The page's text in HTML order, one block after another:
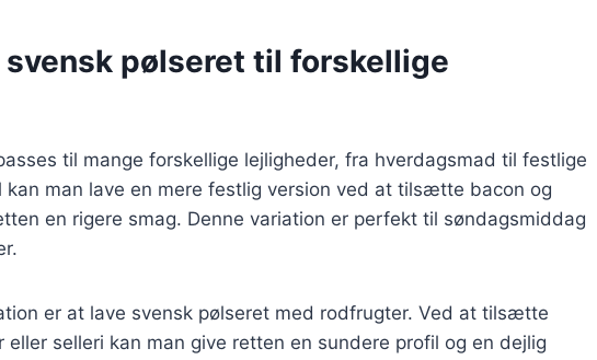
pølseret til forskellige
til mange forskellige lejligheder, fra hverdagsmad til festlige
kan man lave en mere festlig version ved at tilsætte bacon og
en rigere smag. Denne variation er perfekt til søndagsmiddag
er at lave svensk pølseret med rodfrugter. Ved at tilsætte
eller selleri kan man give retten en sundere profil og en dejlig